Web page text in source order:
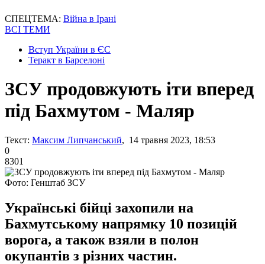
СПЕЦТЕМА: Війна в Ірані
ВСІ ТЕМИ
Вступ України в ЄС
Теракт в Барселоні
ЗСУ продовжують іти вперед
під Бахмутом - Маляр
Текст: Максим Липчанський, 14 травня 2023, 18:53
0
8301
Фото: Генштаб ЗСУ
Українські бійці захопили на
Бахмутському напрямку 10 позицій
ворога, а також взяли в полон
окупантів з різних частин.